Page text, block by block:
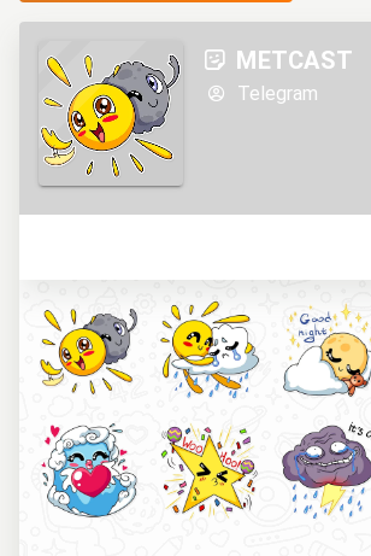
METCAST
Telegram